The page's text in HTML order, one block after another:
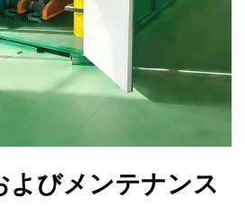
よびメンテナンス